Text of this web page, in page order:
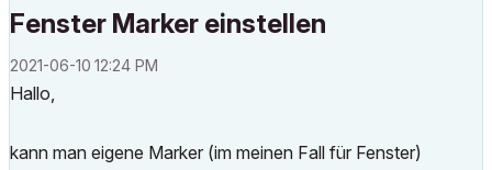
Fenster Marker einstellen
‎2021-06-10 12:24 PM
Hallo,
kann man eigene Marker (im meinen Fall für Fenster)